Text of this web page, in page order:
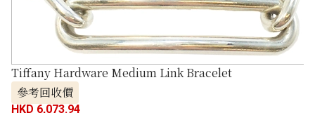
Tiffany Hardware Medium Link Bracelet
參考回收價
HKD 6,073.94